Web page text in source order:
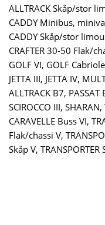
ALLTRACK Skåp/stor
CADDY Minibus,
CADDY Skåp/stor
CRAFTER 30-50 Flak/
GOLF VI, GOLF
JETTA III, JETTA IV,
ALLTRACK B7,
SCIROCCO III,
CARAVELLE Buss VI,
Flak/chassi V,
Skåp V, TRANSPORTER